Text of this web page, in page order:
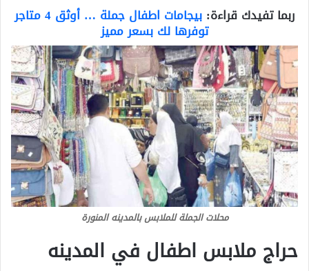
ربما تفيدك قراءة: بيجامات اطفال جملة … أوثق 4 متاجر
توفرها لك بسعر مميز
محلات الجملة للملابس بالمدينه المنورة
حراج ملابس اطفال في المدينه